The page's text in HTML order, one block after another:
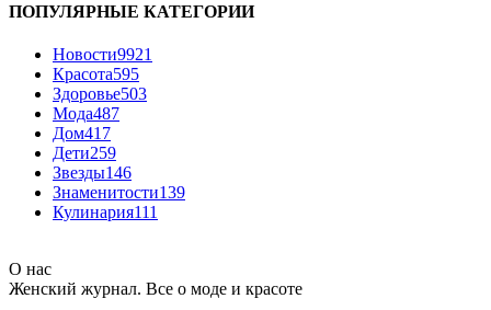
ПОПУЛЯРНЫЕ КАТЕГОРИИ
Новости9921
Красота595
Здоровье503
Мода487
Дом417
Дети259
Звезды146
Знаменитости139
Кулинария111
О нас
Женский журнал. Все о моде и красоте